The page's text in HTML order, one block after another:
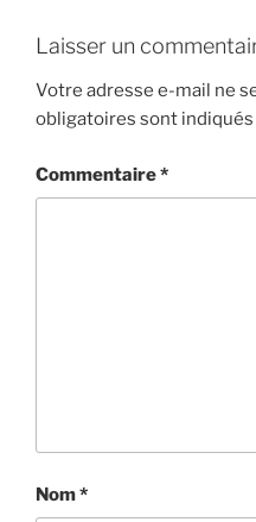
Laisser un
Votre adresse e-mail ne
obligatoires sont indiqués
Commentaire*
Nom*